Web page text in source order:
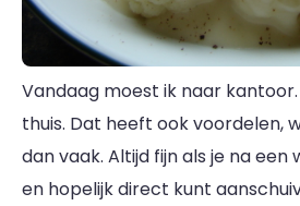
Vandaag moest ik naar
thuis. Dat heeft ook voordelen,
dan vaak. Altijd fijn als je na
en hopelijk direct kunt